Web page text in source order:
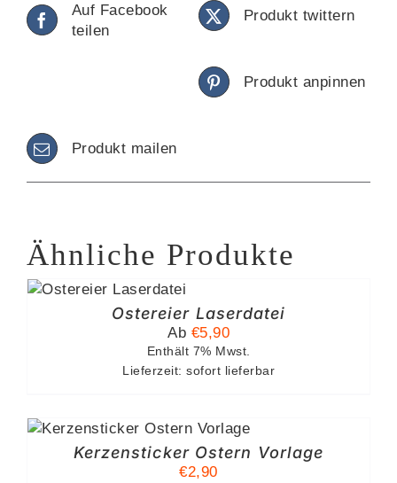
Auf Facebook
teilen
Produkt twittern
Produkt anpinnen
Produkt mailen
Ähnliche Produkte
Ostereier Laserdatei
Ab €5,90
Enthält 7% Mwst.
Lieferzeit: sofort lieferbar
Kerzensticker Ostern Vorlage
€2,90